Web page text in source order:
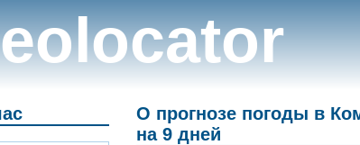
О прогнозе погоды в
на 9 дней